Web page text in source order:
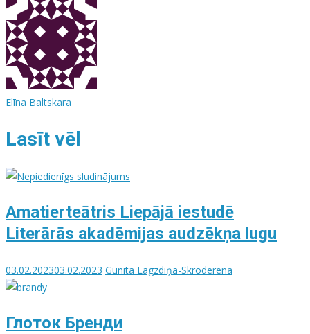
Elīna Baltskara
Lasīt vēl
Amatierteātris Liepājā iestudē
Literārās akadēmijas audzēkņa lugu
03.02.202303.02.2023 Gunita Lagzdiņa-Skroderēna
Глоток Бренди